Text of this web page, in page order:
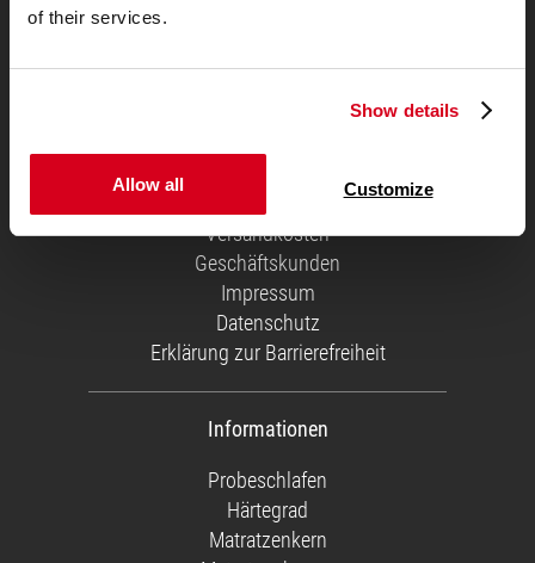
of their services.
Show details
Allow all Customize
Versandkosten
Geschäftskunden
Impressum
Datenschutz
Erklärung zur Barrierefreiheit
Informationen
Probeschlafen
Härtegrad
Matratzenkern